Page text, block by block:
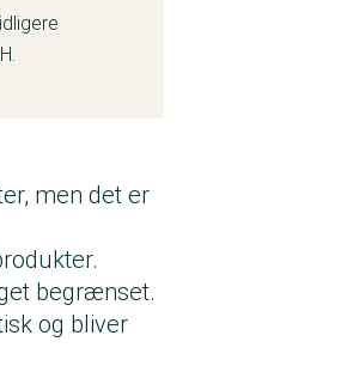
men det er
begrænset.
og bliver